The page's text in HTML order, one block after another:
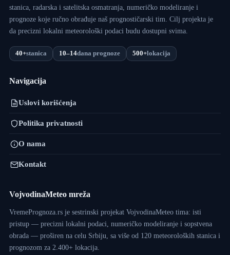
stanica, radarska i satelitska osmatranja, numeričko modeliranje i
prognoze koje ručno obrađuje naš prognostičarski tim. Cilj projekta je
da precizni lokalni meteorološki podaci budu dostupni svima.
40+stanica 10–14dana prognoze 500+lokacija
Navigacija
Uslovi korišćenja
Politika privatnosti
O nama
Kontakt
VojvodinaMeteo mreža
VremePrognoza.rs je sestrinski projekat VojvodinaMeteo tima: isti
pristup — precizni lokalni podaci, numeričko modeliranje i sopstvena
obrada — proširen na celu Srbiju, sa više od 120 meteoroloških stanica i
prognozom za 2.400+ lokacija.